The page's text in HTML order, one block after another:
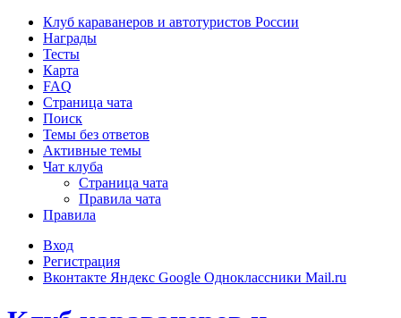
Клуб караванеров и автотуристов России
Награды
Тесты
Карта
FAQ
Страница чата
Поиск
Темы без ответов
Активные темы
Чат клуба
Страница чата
Правила чата
Правила
Вход
Регистрация
Вконтакте Яндекс Google Одноклассники Mail.ru
Регистрация